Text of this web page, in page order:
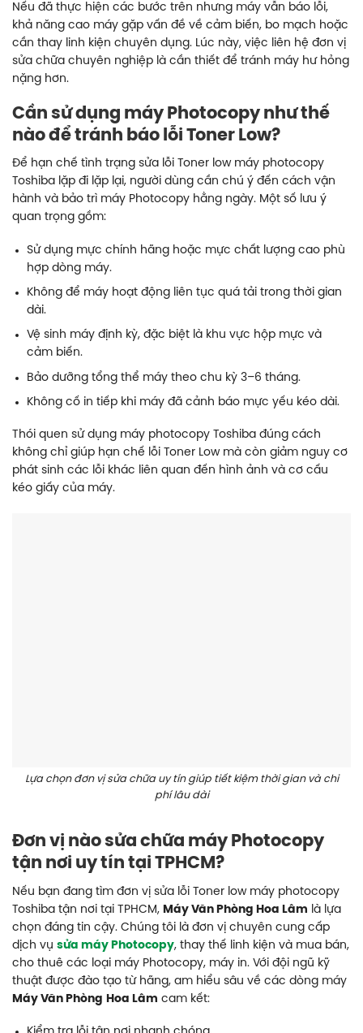
Nếu đã thực hiện các bước trên nhưng máy vẫn báo lỗi,
khả năng cao máy gặp vấn đề về cảm biến, bo mạch hoặc
cần thay linh kiện chuyên dụng. Lúc này, việc liên hệ đơn vị
sửa chữa chuyên nghiệp là cần thiết để tránh máy hư hỏng
nặng hơn.
Cần sử dụng máy Photocopy như thế
nào để tránh báo lỗi Toner Low?
Để hạn chế tình trạng sửa lỗi Toner low máy photocopy
Toshiba lặp đi lặp lại, người dùng cần chú ý đến cách vận
hành và bảo trì máy Photocopy hằng ngày. Một số lưu ý
quan trọng gồm:
Sử dụng mực chính hãng hoặc mực chất lượng cao phù
hợp dòng máy.
Không để máy hoạt động liên tục quá tải trong thời gian
dài.
Vệ sinh máy định kỳ, đặc biệt là khu vực hộp mực và
cảm biến.
Bảo dưỡng tổng thể máy theo chu kỳ 3–6 tháng.
Không cố in tiếp khi máy đã cảnh báo mực yếu kéo dài.
Thói quen sử dụng máy photocopy Toshiba đúng cách
không chỉ giúp hạn chế lỗi Toner Low mà còn giảm nguy cơ
phát sinh các lỗi khác liên quan đến hình ảnh và cơ cấu
kéo giấy của máy.
Lựa chọn đơn vị sửa chữa uy tín giúp tiết kiệm thời gian và chi
phí lâu dài
Đơn vị nào sửa chữa máy Photocopy
tận nơi uy tín tại TPHCM?
Nếu bạn đang tìm đơn vị sửa lỗi Toner low máy photocopy
Toshiba tận nơi tại TPHCM, Máy Văn Phòng Hoa Lâm là lựa
chọn đáng tin cậy. Chúng tôi là đơn vị chuyên cung cấp
dịch vụ sửa máy Photocopy, thay thế linh kiện và mua bán,
cho thuê các loại máy Photocopy, máy in. Với đội ngũ kỹ
thuật được đào tạo từ hãng, am hiểu sâu về các dòng máy
Máy Văn Phòng Hoa Lâm cam kết: